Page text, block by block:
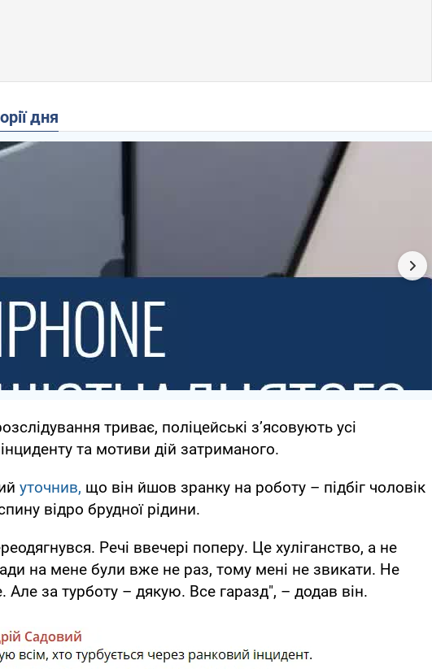
дня
триває, поліцейські з’ясовують усі
та мотиви дій затриманого.
уточнив, що він йшов зранку на роботу – підбіг чоловік
відро брудної рідини.
Речі ввечері поперу. Це хуліганство, а не
на мене були вже не раз, тому мені не звикати. Не
Але за турботу – дякую. Все гаразд", – додав він.